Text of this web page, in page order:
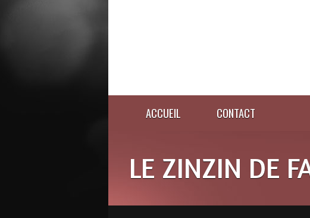
ACCUEIL CONTACT
LE ZINZIN DE